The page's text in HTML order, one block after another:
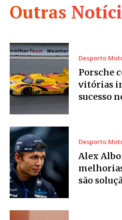
Outras
Desporto
Porsche
vitórias
sucesso
Desporto
Alex
são